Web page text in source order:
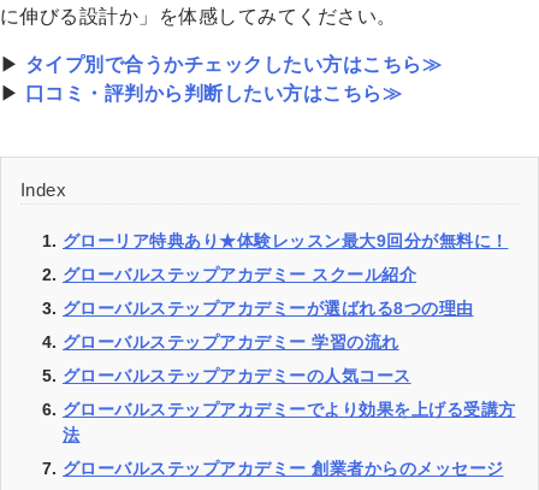
に伸びる設計か」を体感してみてください。
▶ タイプ別で合うかチェックしたい方はこちら≫
▶
口コミ・評判から判断したい方はこちら≫
Index
グローリア特典あり★体験レッスン最大9回分が無料に！
グローバルステップアカデミー スクール紹介
グローバルステップアカデミーが選ばれる8つの理由
グローバルステップアカデミー 学習の流れ
グローバルステップアカデミーの人気コース
グローバルステップアカデミーでより効果を上げる受講方
法
グローバルステップアカデミー 創業者からのメッセージ